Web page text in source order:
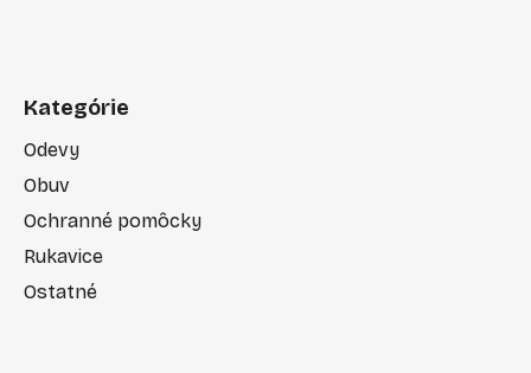
Kategórie
Odevy
Obuv
Ochranné pomôcky
Rukavice
Ostatné